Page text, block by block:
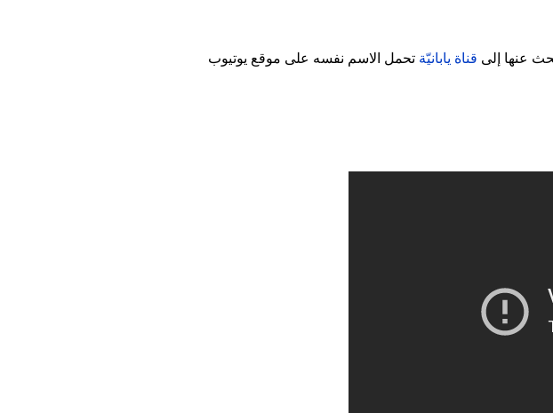
قناة يابانيّة تحمل الاسم نفسه على موقع يوتيوب